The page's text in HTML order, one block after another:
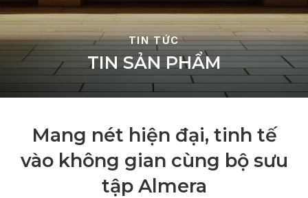
TIN TỨC
TIN SẢN PHẨM
Mang nét hiện đại, tinh tế
vào không gian cùng bộ sưu
tập Almera